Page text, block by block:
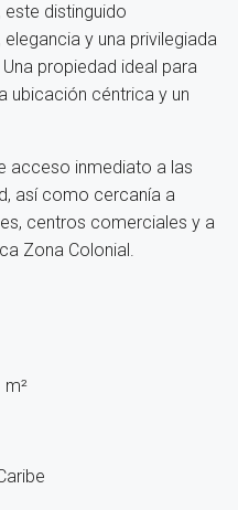
distinguido
y una privilegiada
propiedad ideal para
ubicación céntrica y un
acceso inmediato a las
así como cercanía a
centros comerciales y a
Zona Colonial.